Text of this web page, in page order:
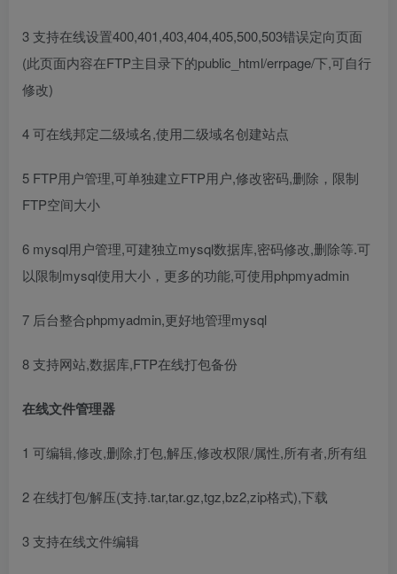
3 支持在线设置400,401,403,404,405,500,503错误定向页面
(此页面内容在FTP主目录下的public_html/errpage/下,可自行
修改)
4 可在线邦定二级域名,使用二级域名创建站点
5 FTP用户管理,可单独建立FTP用户,修改密码,删除，限制
FTP空间大小
6 mysql用户管理,可建独立mysql数据库,密码修改,删除等.可
以限制mysql使用大小，更多的功能,可使用phpmyadmin
7 后台整合phpmyadmin,更好地管理mysql
8 支持网站,数据库,FTP在线打包备份
在线文件管理器
1 可编辑,修改,删除,打包,解压,修改权限/属性,所有者,所有组
2 在线打包/解压(支持.tar,tar.gz,tgz,bz2,zip格式),下载
3 支持在线文件编辑